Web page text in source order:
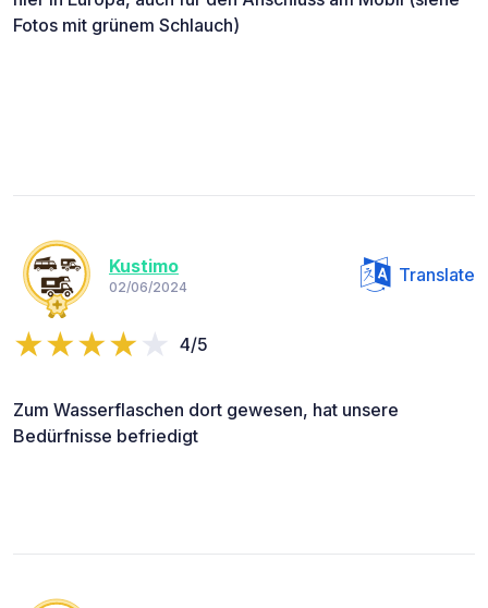
Fotos mit grünem Schlauch)
Kustimo
02/06/2024
Translate
4/5
Zum Wasserflaschen dort gewesen, hat unsere
Bedürfnisse befriedigt